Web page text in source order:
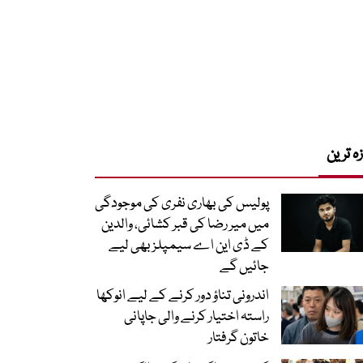
ترین
پولیس کی بھاری نفری کی موجودگی
میں میر رضا کی قبر کشائی، والدین
کے ڈی این اے سیمپلز بھی لیے
جائیں گے
اندرونی تناؤ دور کرنے کے لیے انوکھا
راستہ اختیار کرنے والی جاپانی
خاتون گرفتار